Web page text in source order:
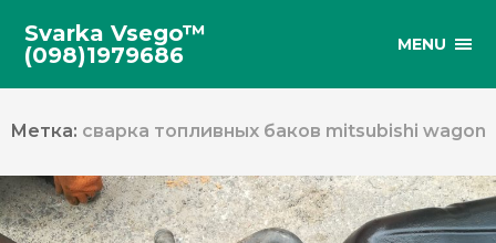
Svarka Vsego™
(098)1979686
MENU
Метка: сварка топливных баков mitsubishi wagon